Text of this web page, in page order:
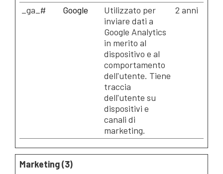
_ga_# Google
Utilizzato per
inviare dati a
Google Analytics
in merito al
dispositivo e al
comportamento
dell'utente. Tiene
traccia
dell'utente su
dispositivi e
canali di
marketing.
2 anni
Marketing (3)